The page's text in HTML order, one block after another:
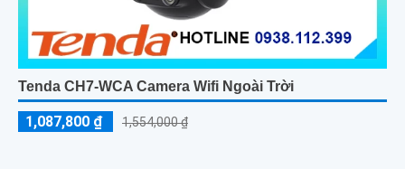
Tenda CH7-WCA Camera Wifi Ngoài Trời
1,087,800 ₫ 1,554,000 ₫